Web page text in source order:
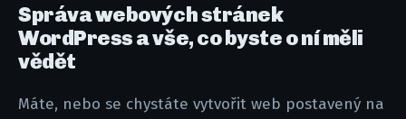
Správa webových stránek
WordPress a vše, co byste o ní měli
vědět
Máte, nebo se chystáte vytvořit web postavený na